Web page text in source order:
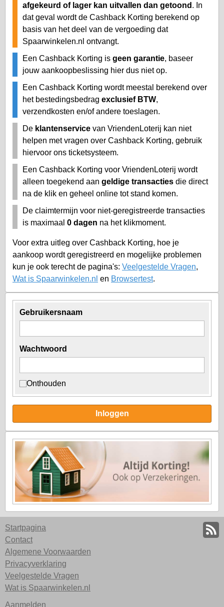
Gebruikersnaam
Wachtwoord
Onthouden
Inloggen
afgekeurd of lager kan uitvallen dan getoond . In
dat geval wordt de Cashback Korting berekend op
basis van het deel van de vergoeding dat
Spaarwinkelen.nl ontvangt.
Een Cashback Korting is geen garantie, baseer
jouw aankoopbeslissing hier dus niet op.
Een Cashback Korting wordt meestal berekend over
het bestedingsbedrag exclusief BTW,
verzendkosten en/of andere toeslagen.
De klantenservice van VriendenLoterij kan niet
helpen met vragen over Cashback Korting, gebruik
hiervoor ons ticketsysteem.
Een Cashback Korting voor VriendenLoterij wordt
alleen toegekend aan geldige transacties die direct
na de klik en geheel online tot stand komen.
De claimtermijn voor niet-geregistreerde transacties
is maximaal 0 dagen na het klikmoment.
Voor extra uitleg over Cashback Korting, hoe je
aankoop wordt geregistreerd en mogelijke problemen
kun je ook terecht de pagina's: Veelgestelde Vragen,
Wat is Spaarwinkelen.nl en Browsertest.
Startpagina
Contact
Algemene Voorwaarden
Privacyverklaring
Veelgestelde Vragen
Wat is Spaarwinkelen.nl
Aanmelden